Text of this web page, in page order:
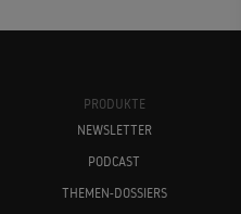
PRODUKTE
NEWSLETTER
PODCAST
THEMEN-DOSSIERS